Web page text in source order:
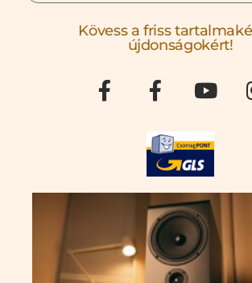
Kövess a friss
újdonságokért!